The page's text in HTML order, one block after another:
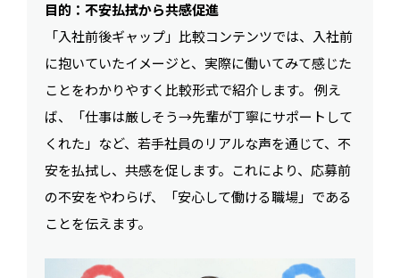
目的：不安払拭から共感促進
「入社前後ギャップ」比較コンテンツでは、入社前
に抱いていたイメージと、実際に働いてみて感じた
ことをわかりやすく比較形式で紹介します。 例え
ば、「仕事は厳しそう→先輩が丁寧にサポートして
くれた」など、若手社員のリアルな声を通じて、不
安を払拭し、共感を促します。これにより、応募前
の不安をやわらげ、「安心して働ける職場」である
ことを伝えます。